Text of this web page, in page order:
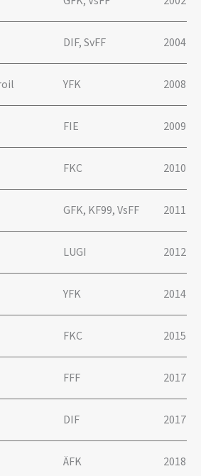
DIF, SvFF 2004
YFK 2008
FIE 2009
FKC 2010
GFK, KF99, VsFF 2011
LUGI 2012
YFK 2014
FKC 2015
FFF 2017
DIF 2017
ÄFK 2018